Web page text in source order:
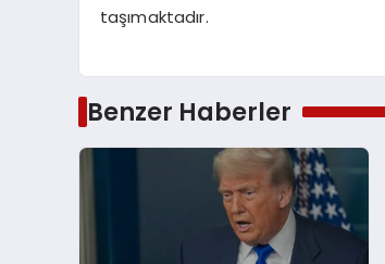
taşımaktadır.
Benzer Haberler